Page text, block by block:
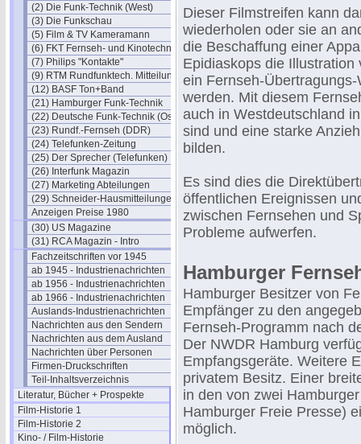
(2) Die Funk-Technik (West)
(3) Die Funkschau
(5) Film & TV Kameramann
(6) FKT Fernseh- und Kinotechnik
(7) Philips "Kontakte"
(9) RTM Rundfunktech. Mitteilungen
(12) BASF Ton+Band
(21) Hamburger Funk-Technik
(22) Deutsche Funk-Technik (Ost)
(23) Rundf.-Fernseh (DDR)
(24) Telefunken-Zeitung
(25) Der Sprecher (Telefunken)
(26) Interfunk Magazin
(27) Marketing Abteilungen
(29) Schneider-Hausmitteilungen
Anzeigen Preise 1980
(30) US Magazine
(31) RCA Magazin - Intro
Fachzeitschriften vor 1945
ab 1945 - Industrienachrichten
ab 1956 - Industrienachrichten
ab 1966 - Industrienachrichten
Auslands-Industrienachrichten
Nachrichten aus den Sendern
Nachrichten aus dem Ausland
Nachrichten über Personen
Firmen-Druckschriften
Teil-Inhaltsverzeichnis
Literatur, Bücher + Prospekte
Film-Historie 1
Film-Historie 2
Kino- / Film-Historie
Dieser Filmstreifen kann
wiederholen oder sie an
die Beschaffung einer
Epidiaskops die
ein Fernseh-
werden. Mit diesem
auch in Westdeutschland
sind und eine starke
bilden.
Es sind dies die
öffentlichen Ereignissen
zwischen Fernsehen und
Probleme aufwerfen.
Hamburger
Hamburger Besitzer von
Empfänger zu den
Fernseh-Programm nach
Der NWDR Hamburg
Empfangsgeräte. Weitere
privatem Besitz. Einer
in den von zwei
Hamburger Freie Presse)
möglich.